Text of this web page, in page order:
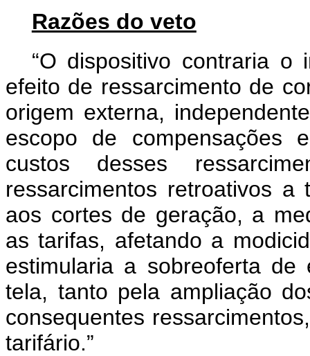
Razões do veto
“O dispositivo contraria o
efeito de ressarcimento de
origem externa,
escopo de compensações
custos desses
ressarcimentos retroativos
aos cortes de geração, a
as tarifas, afetando a
estimularia a sobreoferta
tela, tanto pela ampliação
consequentes
tarifário.”